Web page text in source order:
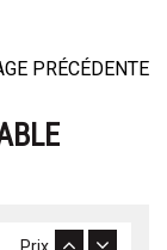
PRÉCÉDENTE